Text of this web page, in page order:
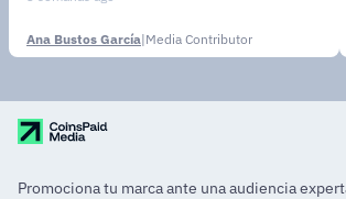
Ana Bustos García|Media Contributor
Promociona tu marca ante una audiencia